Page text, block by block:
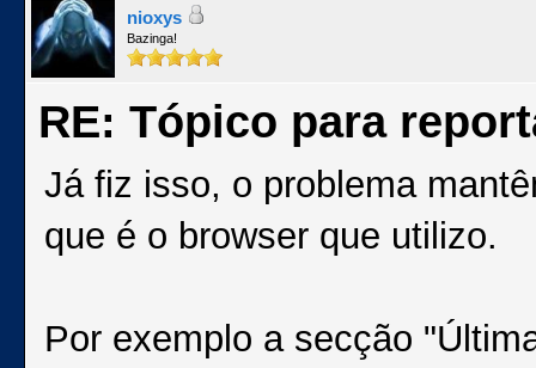
nioxys
Bazinga!
RE: Tópico para
Já fiz isso, o problema
que é o browser que utilizo.
Por exemplo a secção